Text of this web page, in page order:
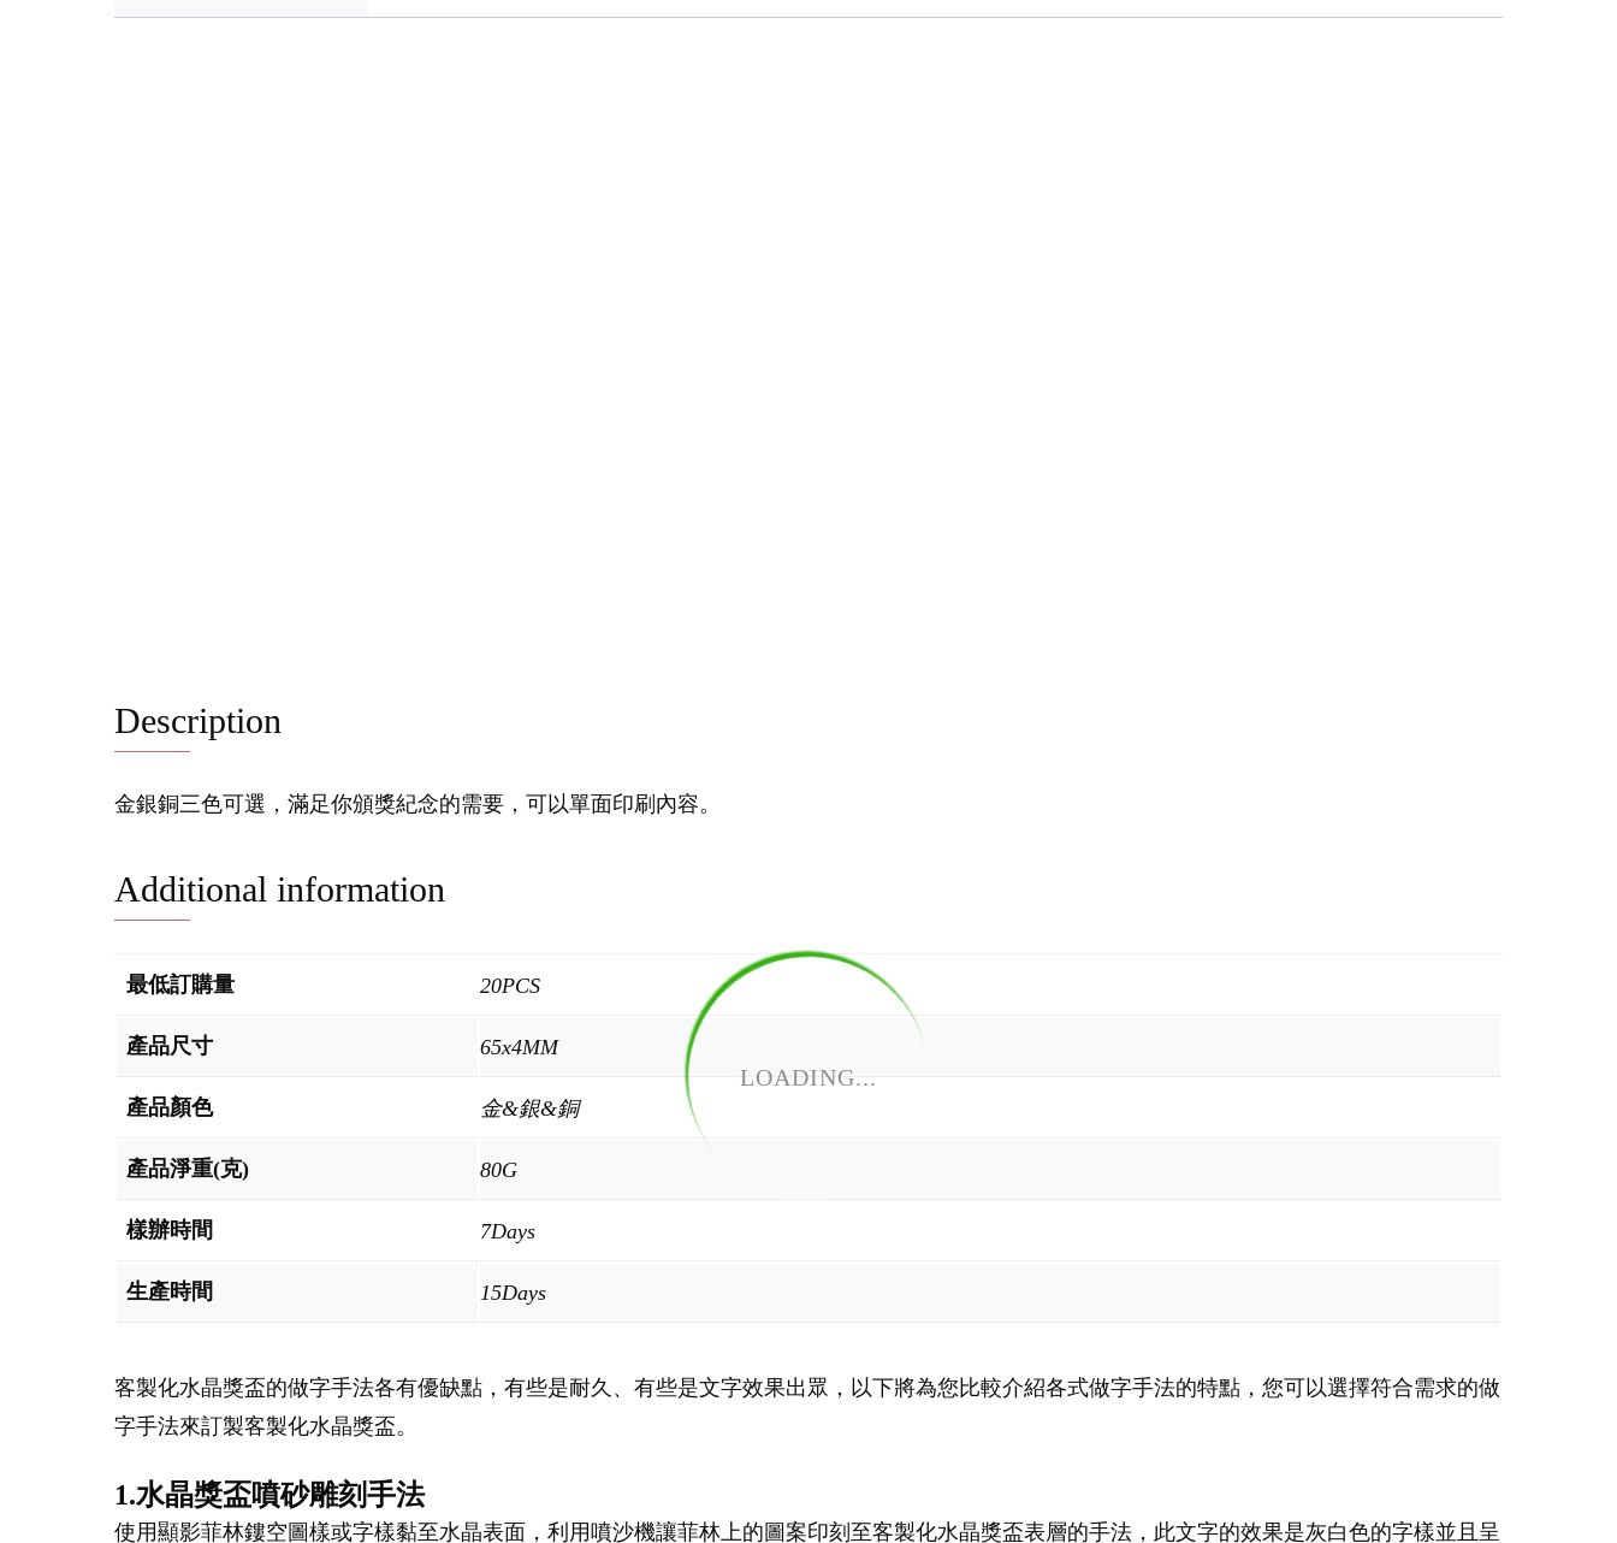
LOADING...
Description
金銀銅三色可選，滿足你頒獎紀念的需要，可以單面印刷內容。
Additional information
最低訂購量 20PCS
產品尺寸 65x4MM
產品顏色 金&銀&銅
產品淨重(克) 80G
樣辦時間 7Days
生產時間 15Days
客製化水晶獎盃的做字手法各有優缺點，有些是耐久、有些是文字效果出眾，以下將為您比較介紹各式做字手法的特點，您可以選擇符合需求的做
字手法來訂製客製化水晶獎盃。
1.水晶獎盃噴砂雕刻手法
使用顯影菲林鏤空圖樣或字樣黏至水晶表面，利用噴沙機讓菲林上的圖案印刻至客製化水晶獎盃表層的手法，此文字的效果是灰白色的字樣並且呈